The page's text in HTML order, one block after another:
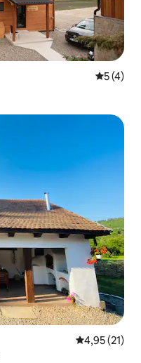
5 (4)
Priemerné
4,95 (21)